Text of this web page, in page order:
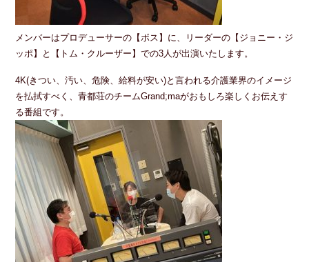
メンバーはプロデューサーの【ボス】に、リーダーの【ジョニー・ジ
ッポ】と【トム・クルーザー】での3人が出演いたします。
4K(きつい、汚い、危険、給料が安い)と言われる介護業界のイメージ
を払拭すべく、青都荘のチームGrand;maがおもしろ楽しくお伝えす
る番組です。